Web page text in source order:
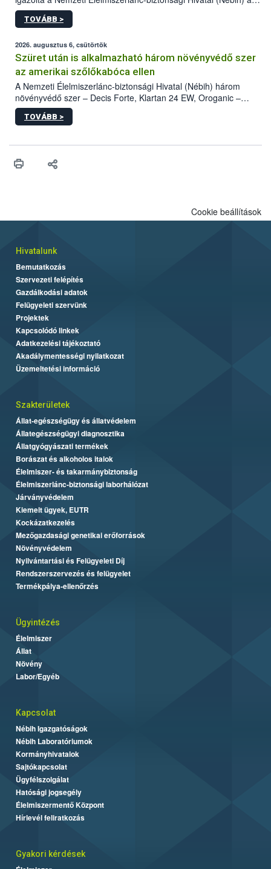
kőrisrontó karcsúdíszbogár (Agrilus planipennis) jelenlétét. A
kártevőt nem csak színcsapdában találták meg, de már fertőzött
az intenzív felderítést, emellett az intézkedéseket a szlovák
hatósággal is összehangolják a terjedés megállítása érdekében.
TOVÁBB >
2026. augusztus 6, csütörtök
Szüret után is alkalmazható három növényvédő szer
az amerikai szőlőkabóca ellen
A Nemzeti Élelmiszerlánc-biztonsági Hivatal (Nébih) három
növényvédő szer – Decis Forte, Klartan 24 EW, Oroganic –
engedélyokiratát módosította, így azok a szüretet követően,
egészen a vesszőérettség (BBCH 91) stádiumáig
érésű szőlőkben is legyen lehetőség a károsító elleni további
felhasználók számára is elérhető és ökológiai termesztésben is
TOVÁBB >
Cookie beállítások
Hivatalunk
Bemutatkozás
Szervezeti felépítés
Gazdálkodási adatok
Felügyeleti szervünk
Projektek
Kapcsolódó linkek
Adatkezelési tájékoztató
Akadálymentességi nyilatkozat
Üzemeltetési információ
Szakterületek
Állat-egészségügy és állatvédelem
Állategészségügyi diagnosztika
Állatgyógyászati termékek
Borászat és alkoholos italok
Élelmiszer- és takarmánybiztonság
Élelmiszerlánc-biztonsági laborhálózat
Járványvédelem
Kiemelt ügyek, EUTR
Kockázatkezelés
Mezőgazdasági genetikai erőforrások
Növényvédelem
Nyilvántartási és Felügyeleti Díj
Rendszerszervezés és felügyelet
Termékpálya-ellenőrzés
Ügyintézés
Élelmiszer
Állat
Növény
Labor/Egyéb
Kapcsolat
Nébih Igazgatóságok
Nébih Laboratóriumok
Kormányhivatalok
Sajtókapcsolat
Ügyfélszolgálat
Hatósági jogsegély
Élelmiszermentő Központ
Hírlevél feliratkozás
Gyakori kérdések